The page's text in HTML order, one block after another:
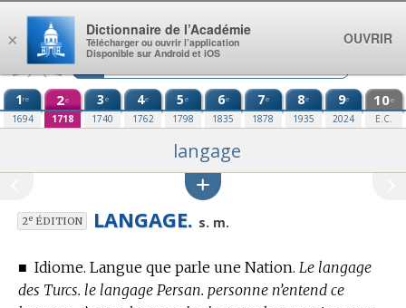
Aller au contenu
1re
1694
2e
1718
3e
1740
4e
1762
5e
1798
6e
1835
7e
1878
8e
1935
9e
2024
10e
E.C.
langage
2eÉDITION LANGAGE. s. m.
■ Idiome. Langue que parle une Nation. Le langage
des Turcs. le langage Persan. personne n’entend ce
×
Dictionnaire de l’Académie
Télécharger ou ouvrir l’application
Disponible sur Android et iOS
OUVRIR